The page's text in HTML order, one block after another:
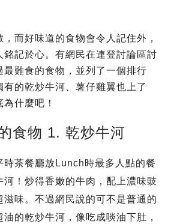
而好味道的食物會令人記住外，
銘記於心。有網民在連登討論區討
最難食的食物，並列了一個排行
有的乾炒牛河、薯仔雞翼也上了
什麼吧！
食物 1. 乾炒牛河
時茶餐廳放Lunch時最多人點的餐
！炒得香嫩的牛肉，配上濃味豉
滋味。不過網民說的可不是普通的
的乾炒牛河，像吃成啖油下肚，